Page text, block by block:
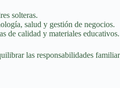
solteras.
salud y gestión de negocios.
de calidad y materiales educativos.
las responsabilidades